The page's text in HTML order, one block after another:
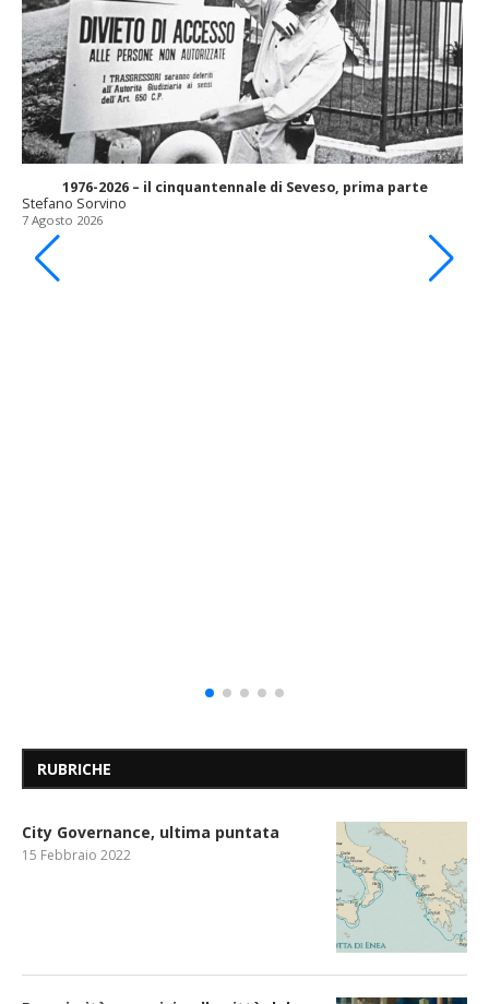
1976-2026 – il cinquantennale di Seveso, prima parte
Stefano Sorvino
7 Agosto 2026
RUBRICHE
City Governance, ultima puntata
15 Febbraio 2022